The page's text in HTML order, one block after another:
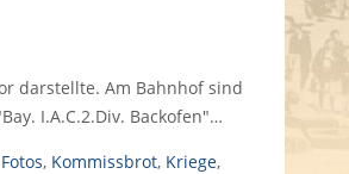
darstellte. Am Bahnhof sind
I.A.C.2.Div. Backofen"…
Fotos, Kommissbrot, Kriege,